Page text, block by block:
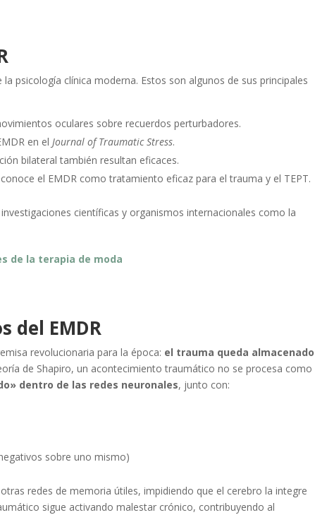
psicología clínica moderna. Estos son algunos de sus principales
oculares sobre recuerdos perturbadores.
en elJournal of Traumatic Stress.
bilateral también resultan eficaces.
el EMDR como tratamiento eficaz para el trauma y el TEPT.
científicas y organismos internacionales como la
de la terapia de moda
del EMDR
revolucionaria para la época: el trauma queda almacenado
de Shapiro, un acontecimiento traumático no se procesa como
dentro de las redes neuronales, junto con:
sobre uno mismo)
redes de memoria útiles, impidiendo que el cerebro la integre
sigue activando malestar crónico, contribuyendo al